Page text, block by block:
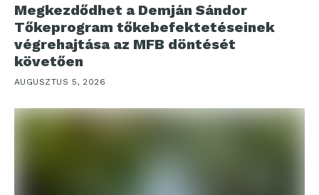
Megkezdődhet a Demján Sándor
Tőkeprogram tőkebefektetéseinek
végrehajtása az MFB döntését
követően
AUGUSZTUS 5, 2026